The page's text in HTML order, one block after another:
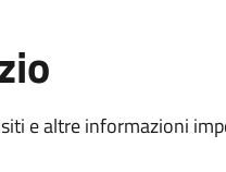
e altre informazioni